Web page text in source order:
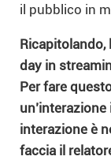
il pubblico in
Ricapitolando,
day in
Per fare
interazione è
faccia il